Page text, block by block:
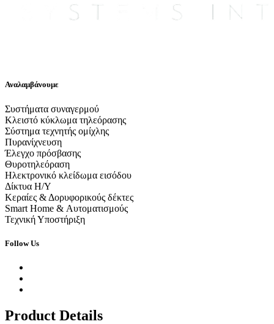
Αναλαμβάνουμε
Συστήματα συναγερμού
Κλειστό κύκλωμα τηλεόρασης
Σύστημα τεχνητής ομίχλης
Πυρανίχνευση
Έλεγχο πρόσβασης
Θυροτηλεόραση
Ηλεκτρονικό κλείδωμα εισόδου
Δίκτυα Η/Υ
Κεραίες & Δορυφορικούς δέκτες
Smart Home & Αυτοματισμούς
Τεχνική Υποστήριξη
Follow Us
Product Details